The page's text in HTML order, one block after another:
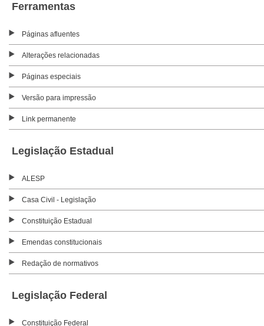
Ferramentas
Páginas afluentes
Alterações relacionadas
Páginas especiais
Versão para impressão
Link permanente
Legislação Estadual
ALESP
Casa Civil - Legislação
Constituição Estadual
Emendas constitucionais
Redação de normativos
Legislação Federal
Constituição Federal